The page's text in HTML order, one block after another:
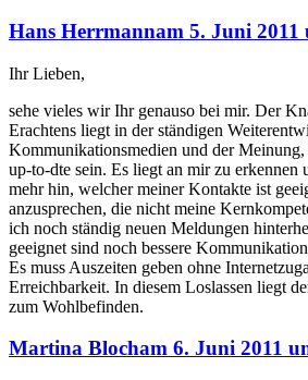
Hans Herrmannsagte
am 5. Juni 2011
Ihr Lieben,
sehe vieles wir Ihr genauso bei mir. Der
Erachtens liegt in der ständigen
Kommunikationsmedien und der Meinung,
up-to-dte sein. Es liegt an mir zu erkennen
mehr hin, welcher meiner Kontakte ist
anzusprechen, die nicht meine
ich noch ständig neuen Meldungen
geeignet sind noch bessere
Es muss Auszeiten geben ohne
Erreichbarkeit. In diesem Loslassen liegt
zum Wohlbefinden.
Martina Blochsagte
am 6. Juni 2011